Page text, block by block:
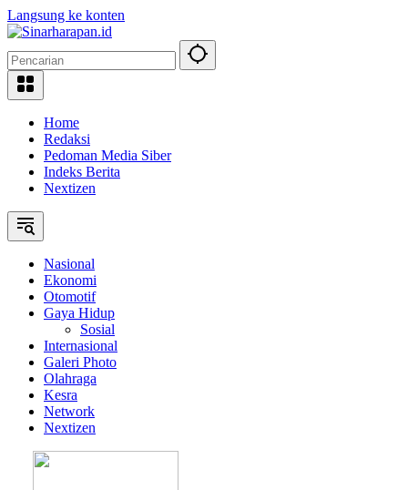
Langsung ke konten
Home
Redaksi
Pedoman Media Siber
Indeks Berita
Nextizen
Nasional
Ekonomi
Otomotif
Gaya Hidup
Sosial
Internasional
Galeri Photo
Olahraga
Kesra
Network
Nextizen